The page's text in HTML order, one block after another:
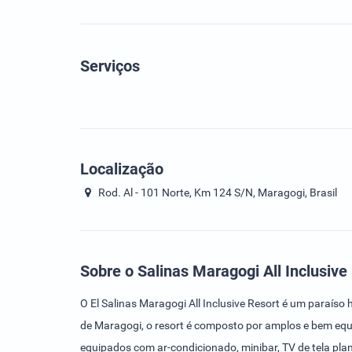
Serviços
Localização
Rod. Al - 101 Norte, Km 124 S/N, Maragogi, Brasil
Sobre o Salinas Maragogi All Inclusive
O El Salinas Maragogi All Inclusive Resort é um
de Maragogi, o resort é composto por amplos e bem
equipados com ar-condicionado, minibar, TV de tela